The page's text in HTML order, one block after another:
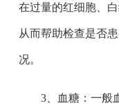
在过量的红细胞、
从而帮助检查是否
况。
3、血糖：一般